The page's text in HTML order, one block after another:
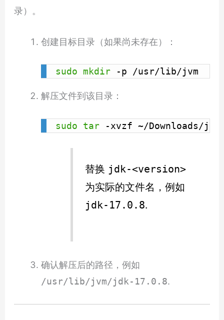
录）。
创建目标目录（如果尚未存在）：
sudo mkdir -p /usr/lib/jvm
解压文件到该目录：
sudo tar -xvzf ~/Downloads/
替换 jdk-<version>
为实际的文件名，例如
jdk-17.0.8.
确认解压后的路径，例如
/usr/lib/jvm/jdk-17.0.8.